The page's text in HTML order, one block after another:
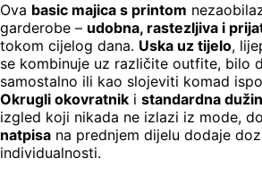
Ova basic majica s printom
garderobe – udobna, rastezljiva i
tokom cijelog dana. Uska uz tijelo,
se kombinuje uz različite outfite, bilo
samostalno ili kao slojeviti komad
Okrugli okovratnik i standardna
izgled koji nikada ne izlazi iz mode,
natpisa na prednjem dijelu dodaje
individualnosti.